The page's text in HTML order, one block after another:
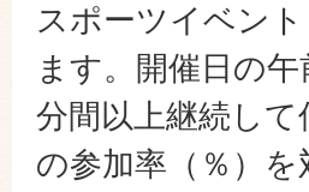
スポーツイベン
ます。開催日の
分間以上継続し
の参加率（％）